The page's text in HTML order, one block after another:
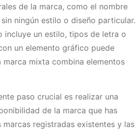
de la marca, como el nombre
ningún estilo o diseño particular.
incluye un estilo, tipos de letra o
un elemento gráfico puede
mixta combina elementos
paso crucial es realizar una
de la marca que has
registradas existentes y las